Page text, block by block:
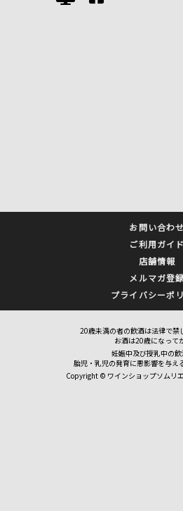
お問い合わせ
ご利用ガイド
店舗情報
メルマガ登録
プライバシーポ
20歳未満の者の飲酒は法律で禁
お酒は20歳になって
妊娠中及び授乳中の飲
胎児・乳児の発育に悪影響を与え
Copyright © ワインショップソムリ